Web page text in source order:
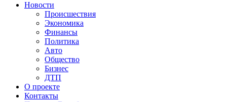
Новости
Происшествия
Экономика
Финансы
Политика
Авто
Общество
Бизнес
ДТП
О проекте
Контакты